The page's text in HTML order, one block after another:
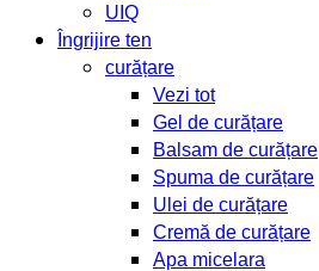
UIQ
Îngrijire ten
curățare
Vezi tot
Gel de curățare
Balsam de curățare
Spuma de curățare
Ulei de curățare
Cremă de curățare
Apa micelara